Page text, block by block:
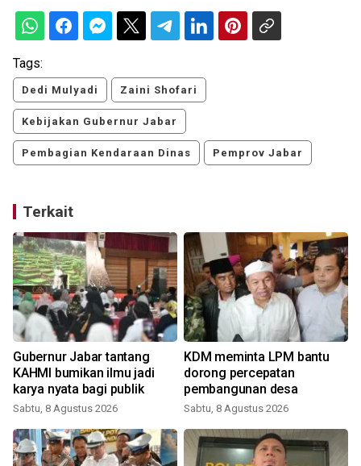
Tags:
Dedi Mulyadi Zaini Shofari
Kebijakan Gubernur Jabar
Pembagian Kendaraan Dinas Pemprov Jabar
Terkait
Gubernur Jabar tantang
KAHMI bumikan ilmu jadi
karya nyata bagi publik
Sabtu, 8 Agustus 2026
KDM meminta LPM bantu
dorong percepatan
pembangunan desa
Sabtu, 8 Agustus 2026